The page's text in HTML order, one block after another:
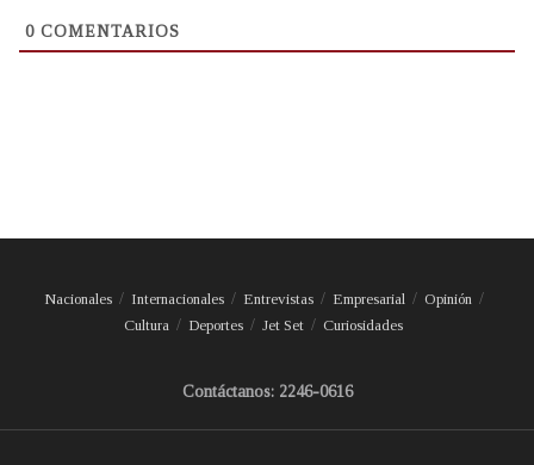
0 COMENTARIOS
Nacionales Internacionales Entrevistas Empresarial
Opinión
Cultura
Deportes Jet Set Curiosidades
Contáctanos: 2246-0616